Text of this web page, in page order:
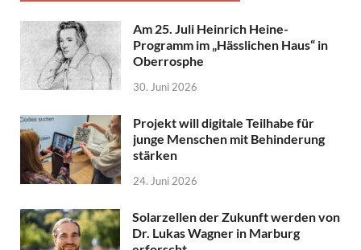
Am 25. Juli Heinrich Heine-
Programm im „Hässlichen Haus“ in
Oberrosphe
30. Juni 2026
Projekt will digitale Teilhabe für
junge Menschen mit Behinderung
stärken
24. Juni 2026
Solarzellen der Zukunft werden von
Dr. Lukas Wagner in Marburg